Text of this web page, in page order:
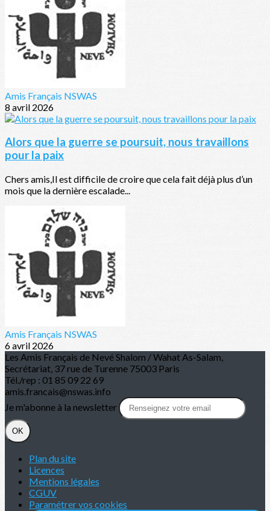
Amis Français NSWAS
8 avril 2026
Alors que la guerre se poursuit, nous travaillons
pour la paix
Chers amis,Il est difficile de croire que cela fait déjà plus d’un
mois que la dernière escalade...
Amis Français NSWAS
6 avril 2026
Les Amis Français de Nevé Shalom / Wahat As-Salam,
Secrétariat, 37 rue de Turenne 75003 Paris
Tél./rep : 01 85 09 22 69
amis.francais@nswas.info
Je m'abonne à la newsletter
OK
Plan du site
Licences
Mentions légales
CGUV
Paramétrer vos cookies